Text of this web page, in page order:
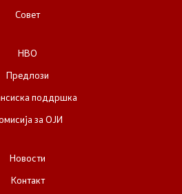
Совет
НВО
Предлози
поддршка
за ОЈИ
Новости
Контакт